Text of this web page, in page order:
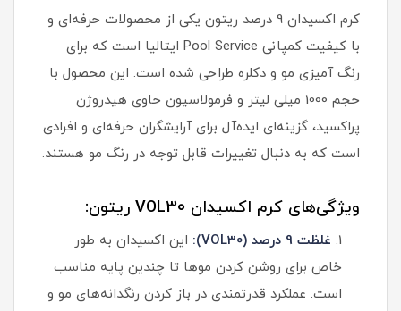
کرم اکسیدان 9 درصد ریتون یکی از محصولات حرفه‌ای و
با کیفیت کمپانی Pool Service ایتالیا است که برای
رنگ آمیزی مو و دکلره طراحی شده است. این محصول با
حجم 1000 میلی لیتر و فرمولاسیون حاوی هیدروژن
پراکسید، گزینه‌ای ایده‌آل برای آرایشگران حرفه‌ای و افرادی
است که به دنبال تغییرات قابل توجه در رنگ مو هستند.
ویژگی‌های کرم اکسیدان VOL30 ریتون:
1. غلظت 9 درصد (VOL30):
این اکسیدان به طور
خاص برای روشن کردن موها تا چندین پایه مناسب
است. عملکرد قدرتمندی در باز کردن رنگدانه‌های مو و